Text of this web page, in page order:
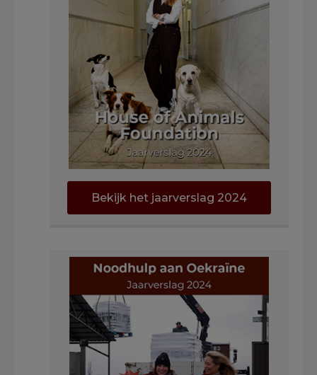
Bekijk het jaarverslag 2024